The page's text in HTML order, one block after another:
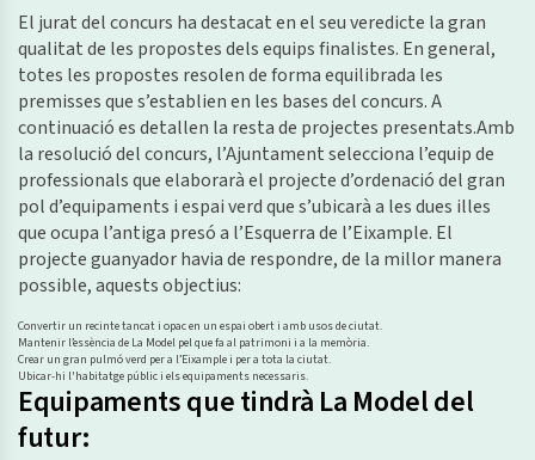
El jurat del concurs ha destacat en el seu veredicte la gran
qualitat de les propostes dels equips finalistes. En general,
totes les propostes resolen de forma equilibrada les
premisses que s’establien en les bases del concurs. A
continuació es detallen la resta de projectes presentats.Amb
la resolució del concurs, l’Ajuntament selecciona l’equip de
professionals que elaborarà el projecte d’ordenació del gran
pol d’equipaments i espai verd que s’ubicarà a les dues illes
que ocupa l’antiga presó a l’Esquerra de l’Eixample. El
projecte guanyador havia de respondre, de la millor manera
possible, aquests objectius:
Convertir un recinte tancat i opac en un espai obert i amb usos de ciutat.
Mantenir l’essència de La Model pel que fa al patrimoni i a la memòria.
Crear un gran pulmó verd per a l’Eixample i per a tota la ciutat.​
Ubicar-hi l'habitatge públic i els equipaments necessaris.
Equipaments que tindrà La Model del
futur: